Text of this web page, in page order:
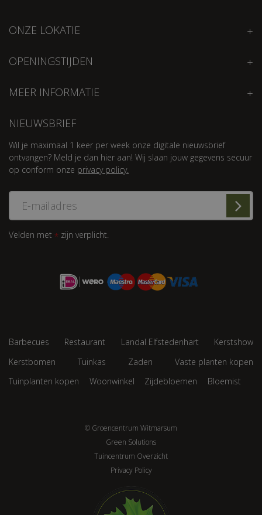
ONZE LOKATIE
OPENINGSTIJDEN
MEER INFORMATIE
NIEUWSBRIEF
Wil je maximaal 1 keer per week onze digitale nieuwsbrief
ontvangen? Meld je dan hier aan! Wij slaan jouw gegevens secuur
op conform onze privacy policy.
Velden met * zijn verplicht.
Barbecues Restaurant Landal Elfstedenhart
Kerstshow
Kerstbomen
Tuinkas Zaden
Vaste planten kopen
Tuinplanten kopen
Woonwinkel Zijdebloemen Bloemist
© Groencentrum Witmarsum
Green Solutions
Tuincentrum Overzicht
Privacy Policy